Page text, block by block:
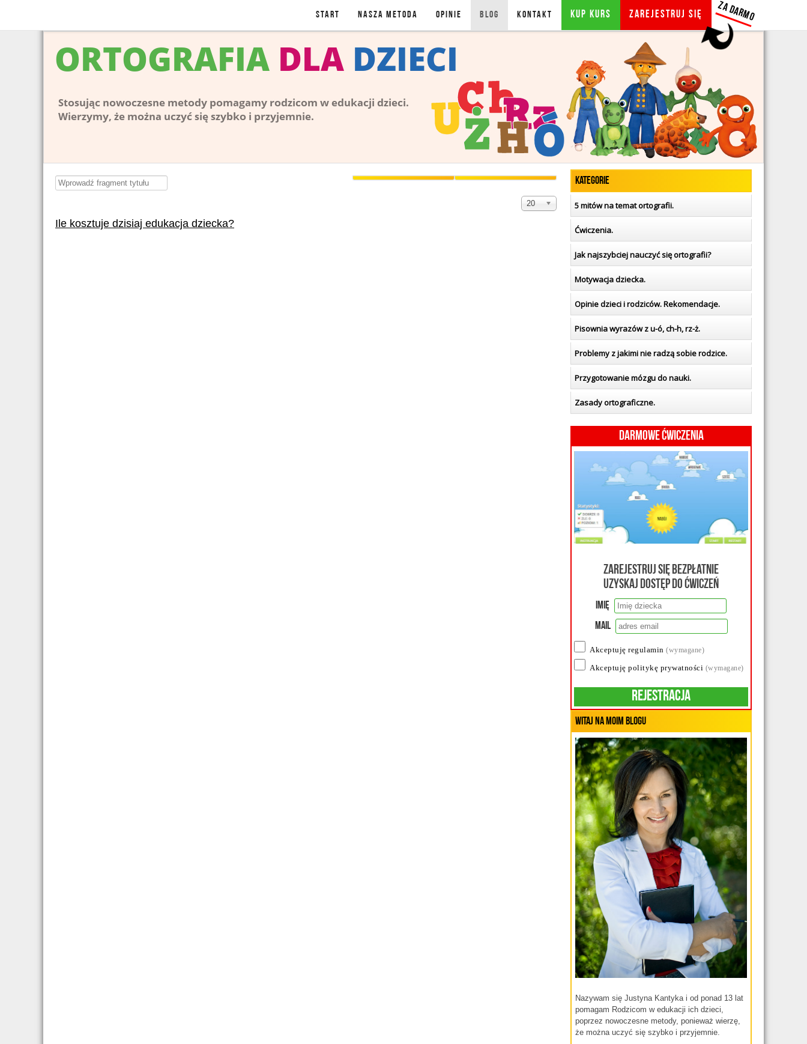
Start NASZA METODA OPINIE BLOG KONTAKT KUP KURS Zarejestruj się ZA DARMO
BLOG ORTOGRAFIA DLA DZIECI ZALOGUJ SIĘ BLOG
Wprowadź
Pokaż
20
Ile kosztuje dzisiaj edukacja dziecka?
Kategorie
5 mitów na temat ortografii.
Ćwiczenia.
Jak najszybciej nauczyć się ortografii?
Motywacja dziecka.
Opinie dzieci i rodziców. Rekomendacje.
Pisownia wyrazów z u-ó, ch-h, rz-ż.
Problemy z jakimi nie radzą sobie rodzice.
Przygotowanie mózgu do nauki.
Zasady ortograficzne.
Darmowe ćwiczenia
Zarejestruj się bezpłatnie
uzyskaj dostęp do ćwiczeń
Imię
Mail
Akceptuję regulamin(wymagane)
Akceptuję politykę prywatności (wymagane)
Rejestracja
Witaj na moim blogu
Nazywam się Justyna Kantyka i od ponad 13 lat
pomagam Rodzicom w edukacji ich dzieci,
poprzez nowoczesne metody, ponieważ wierzę,
że można uczyć się szybko i przyjemnie.